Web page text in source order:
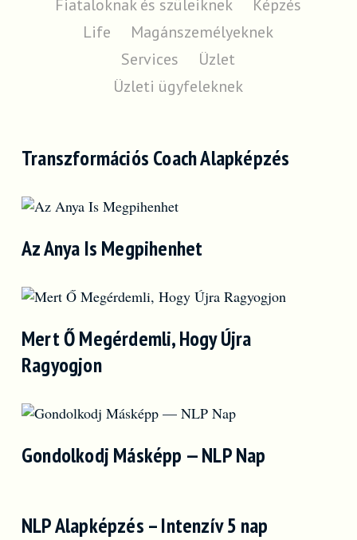
Fiataloknak és szüleiknek
Képzés
Life
Magánszemélyeknek
Services
Üzlet
Üzleti ügyfeleknek
Transzformációs Coach Alapképzés
Az Anya Is Megpihenhet
Mert Ő Megérdemli, Hogy Újra
Ragyogjon
Gondolkodj Másképp — NLP Nap
NLP Alapképzés – Intenzív 5 nap